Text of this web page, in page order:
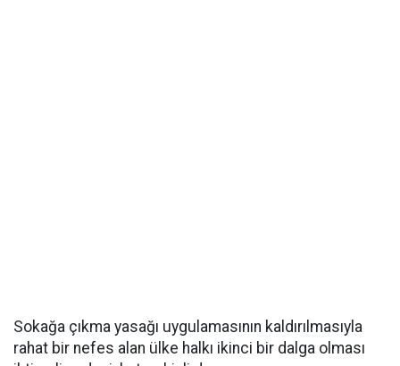
Sokağa çıkma yasağı uygulamasının kaldırılmasıyla
rahat bir nefes alan ülke halkı ikinci bir dalga olması